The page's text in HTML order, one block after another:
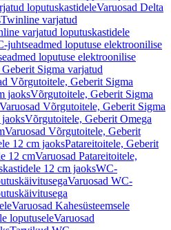
loputuskastideleVaruosad Delta
Twinline varjatud
varjatud loputuskastidele
juhtseadmed loputuse elektroonilise
loputuse elektroonilise
Sigma varjatud
Võrgutoitele, Geberit Sigma
jaoksVõrgutoitele, Geberit Sigma
Varuosad Võrgutoitele, Geberit Sigma
Võrgutoitele, Geberit Omega
Varuosad Võrgutoitele, Geberit
12 cm jaoksPatareitoitele, Geberit
12 cmVaruosad Patareitoitele,
12 cm jaoksWC-
Varuosad WC-
Varuosad Kahesüsteemsele
loputuseleVaruosad